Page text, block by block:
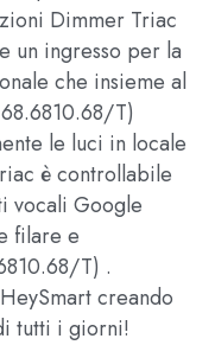
Dimmer Triac
un ingresso per la
che insieme al
T)
le luci in locale
è controllabile
vocali Google
filare e
T) .
creando
tutti i giorni!